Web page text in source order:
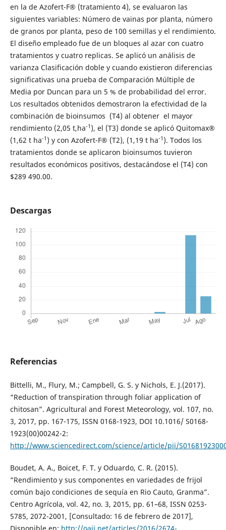
en la de Azofert-F® (tratamiento 4), se evaluaron las
siguientes variables: Número de vainas por planta, número
de granos por planta, peso de 100 semillas y el rendimiento.
El diseño empleado fue de un bloques al azar con cuatro
tratamientos y cuatro replicas. Se aplicó un análisis de
varianza Clasificación doble y cuando existieron diferencias
significativas una prueba de Comparación Múltiple de
Media por Duncan para un 5 % de probabilidad del error.
Los resultados obtenidos demostraron la efectividad de la
combinación de bioinsumos (T4) al obtener el mayor
rendimiento (2,05 t,ha-1 ), el (T3) donde se aplicó Quitomax®
(1,62 t ha-1 ) y con Azofert-F® (T2), (1,19 t ha-1 ). Todos los
tratamientos donde se aplicaron bioinsumos tuvieron
resultados económicos positivos, destacándose el (T4) con
$289 490.00.
Descargas
Referencias
Bittelli, M., Flury, M.; Campbell, G. S. y Nichols, E. J.(2017).
“Reduction of transpiration through foliar application of
chitosan”. Agricultural and Forest Meteorology, vol. 107, no.
3, 2017, pp. 167-175, ISSN 0168-1923, DOI 10.1016/ S0168-
1923(00)00242-2:
http://www.sciencedirect.com/science/article/pii/
Boudet, A. A., Boicet, F. T. y Oduardo, C. R. (2015).
“Rendimiento y sus componentes en variedades de frijol
común bajo condiciones de sequía en Rio Cauto, Granma”.
Centro Agrícola, vol. 42, no. 3, 2015, pp. 61–68, ISSN 0253-
5785, 2072-2001, [Consultado: 16 de febrero de 2017],